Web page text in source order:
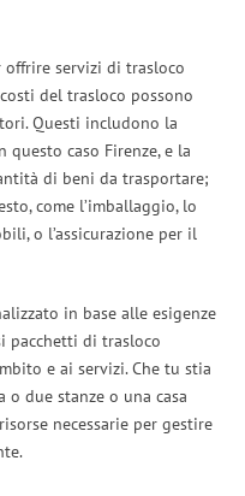
offrire servizi di trasloco
del trasloco possono
Questi includono la
caso Firenze, e la
di beni da trasportare;
come l’imballaggio, lo
o l’assicurazione per il
in base alle esigenze
pacchetti di trasloco
e ai servizi. Che tu stia
due stanze o una casa
necessarie per gestire